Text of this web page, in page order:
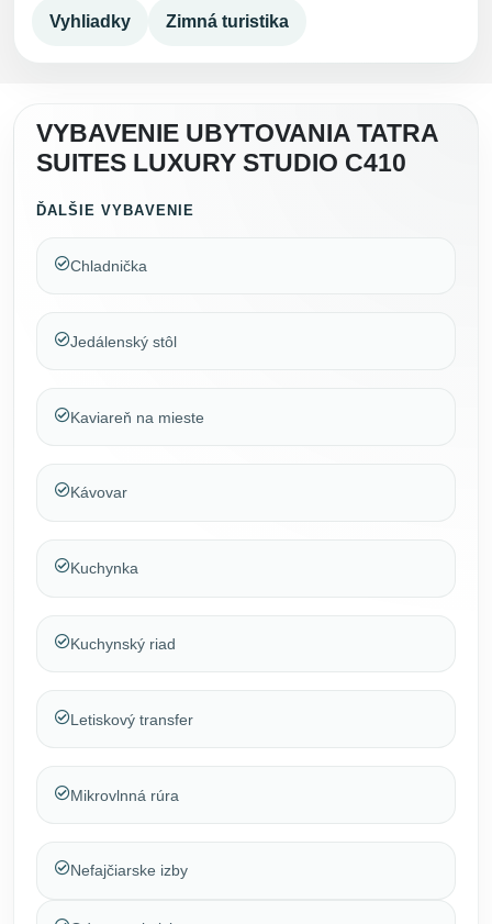
Vyhliadky Zimná turistika
VYBAVENIE UBYTOVANIA TATRA
SUITES LUXURY STUDIO C410
ĎALŠIE VYBAVENIE
Chladnička
Jedálenský stôl
Kaviareň na mieste
Kávovar
Kuchynka
Kuchynský riad
Letiskový transfer
Mikrovlnná rúra
Nefajčiarske izby